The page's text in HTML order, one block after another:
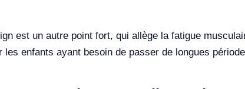
est un autre point fort, qui allège la fatigue
enfants ayant besoin de passer de longues